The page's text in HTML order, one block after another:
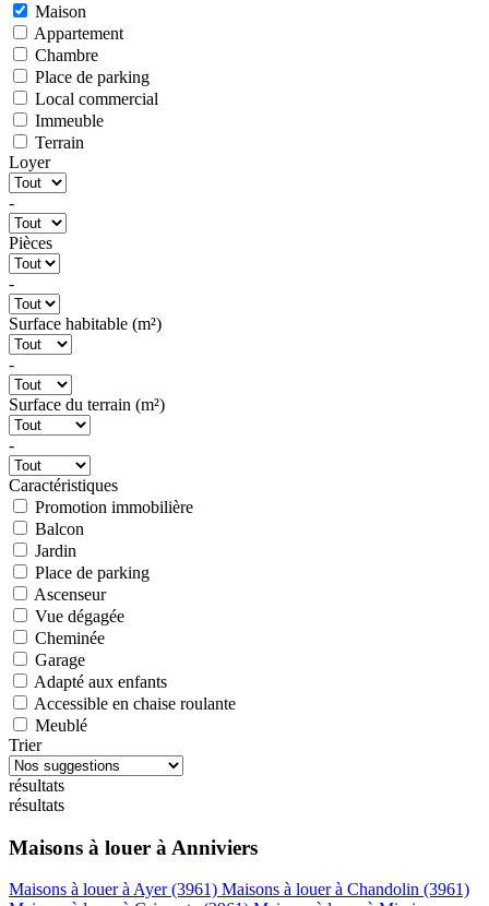
Maison
Appartement
Chambre
Place de parking
Local commercial
Immeuble
Terrain
Loyer
-
Pièces
-
Surface habitable (m²)
-
Surface du terrain (m²)
-
Caractéristiques
Promotion immobilière
Balcon
Jardin
Place de parking
Ascenseur
Vue dégagée
Cheminée
Garage
Adapté aux enfants
Accessible en chaise roulante
Meublé
Trier
résultats
résultats
Maisons à louer à Anniviers
Maisons à louer à Ayer (3961) Maisons à louer à Chandolin (3961)